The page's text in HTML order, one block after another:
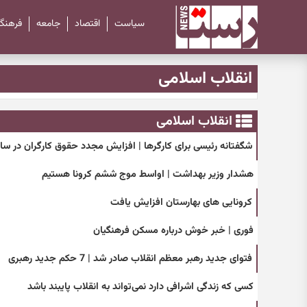
سیاست اقتصاد جامعه
انقلاب اسلامی
انقلاب اسلامی
شگفتانه رئیسی برای کارگرها | افزایش مجدد حقوق کارگران در سال
هشدار وزیر بهداشت | اواسط موج ششم کرونا هستیم
کرونایی های بهارستان افزایش یافت
فوری | خبر خوش درباره مسکن فرهنگیان
فتوای جدید رهبر معظم انقلاب صادر شد | 7 حکم جدید رهبری
کسی که زندگی اشرافی دارد نمی‌تواند به انقلاب پایبند باشد